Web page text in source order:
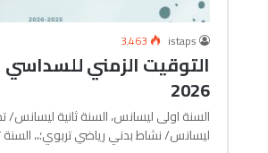
istaps 3٬463
2026
السنة اولى ليسانس، السنة ثانية ليسانس/
ليسانس/ نشاط بدني رياضي تربوي؛،،